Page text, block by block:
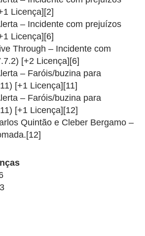
Licença][2]
– Incidente com prejuízos
Licença][6]
Through – Incidente com
[+2 Licença][6]
– Faróis/buzina para
[+1 Licença][11]
– Faróis/buzina para
[+1 Licença][12]
Quintão e Cleber Bergamo –